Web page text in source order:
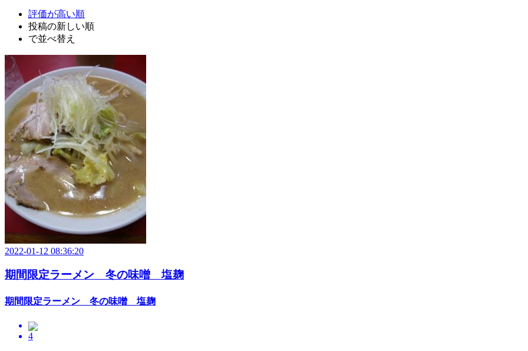
評価が高い順
投稿の新しい順
で並べ替え
2022-01-12 08:36:20
期間限定ラーメン 冬の味噌 塩麹
期間限定ラーメン 冬の味噌 塩麹
4